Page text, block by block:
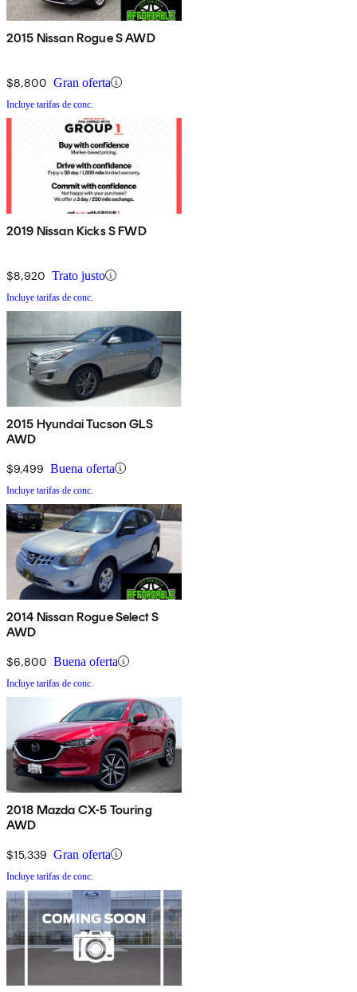
2015 Nissan Rogue S AWD
$8,800 Gran oferta
Incluye tarifas de conc.
2019 Nissan Kicks S FWD
$8,920 Trato justo
Incluye tarifas de conc.
2015 Hyundai Tucson GLS
AWD
$9,499 Buena oferta
Incluye tarifas de conc.
2014 Nissan Rogue Select S
AWD
$6,800 Buena oferta
Incluye tarifas de conc.
2018 Mazda CX-5 Touring
AWD
$15,339 Gran oferta
Incluye tarifas de conc.